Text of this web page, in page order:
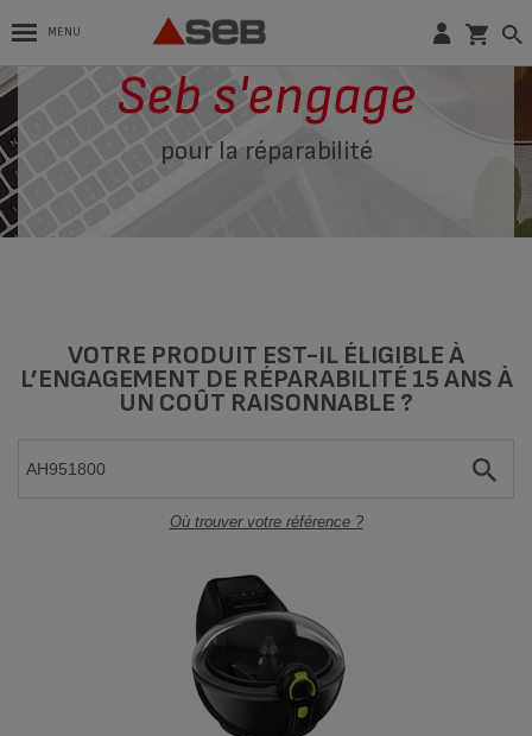
MENU
Seb s'engage
pour la réparabilité
VOTRE PRODUIT EST-IL ÉLIGIBLE À
L’ENGAGEMENT DE RÉPARABILITÉ 15 ANS À
UN COÛT RAISONNABLE ?
Où trouver votre référence ?